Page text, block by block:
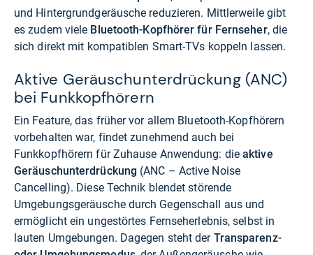
und Hintergrundgeräusche reduzieren. Mittlerweile gibt
es zudem viele Bluetooth-Kopfhörer für Fernseher, die
sich direkt mit kompatiblen Smart-TVs koppeln lassen.
Aktive Geräuschunterdrückung (ANC)
bei Funkkopfhörern
Ein Feature, das früher vor allem Bluetooth-Kopfhörern
vorbehalten war, findet zunehmend auch bei
Funkkopfhörern für Zuhause Anwendung: dieaktive
Geräuschunterdrückung (ANC – Active Noise
Cancelling). Diese Technik blendet störende
Umgebungsgeräusche durch Gegenschall aus und
ermöglicht ein ungestörtes Fernseherlebnis, selbst in
lauten Umgebungen. Dagegen steht der Transparenz-